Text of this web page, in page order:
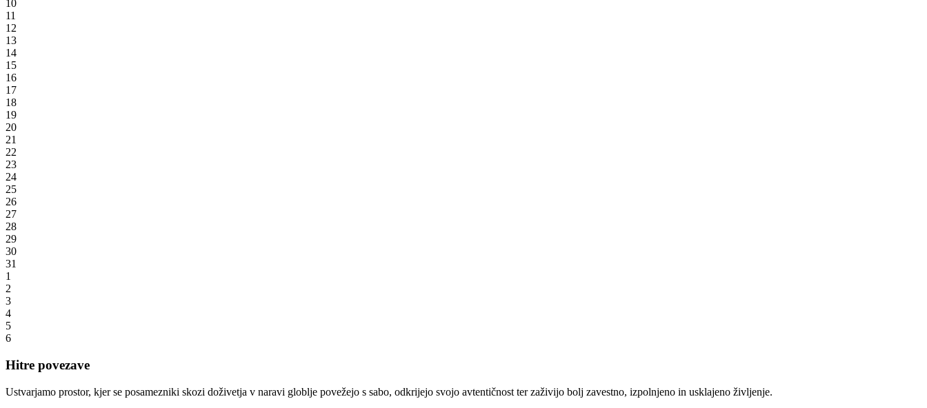
10
11
12
13
14
15
16
17
18
19
20
21
22
23
24
25
26
27
28
29
30
31
1
2
3
4
5
6
Hitre povezave
Ustvarjamo prostor, kjer se posamezniki skozi doživetja v naravi globlje povežejo s sabo, odkrijejo svojo avtentičnost ter zaživijo bolj zavestno, izpolnjeno in usklajeno življenje.